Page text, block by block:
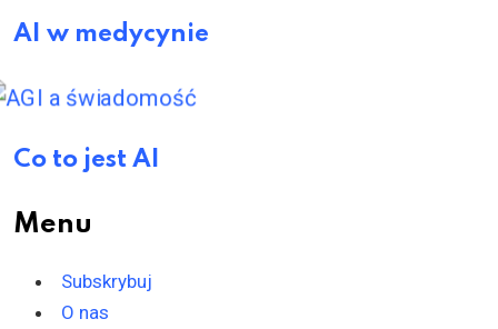
AI w medycynie
Co to jest AI
Menu
Subskrybuj
O nas